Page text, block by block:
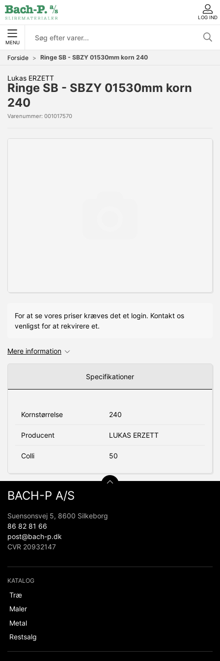
LOG IND
MENU
Forside Ringe SB - SBZY 01530mm korn 240
Lukas ERZETT
Ringe SB - SBZY 01530mm korn
240
Varenummer: 001017570
For at se vores priser kræves det et login. Kontakt os
venligst for at rekvirere et.
Mere information
Specifikationer
Kornstørrelse 240
Producent LUKAS ERZETT
Colli 50
BACH-P A/S
Suensonsvej 5, 8600 Silkeborg
86 82 81 66
post@bach-p.dk
CVR 20932147
KATALOG
Træ
Maler
Metal
Restsalg